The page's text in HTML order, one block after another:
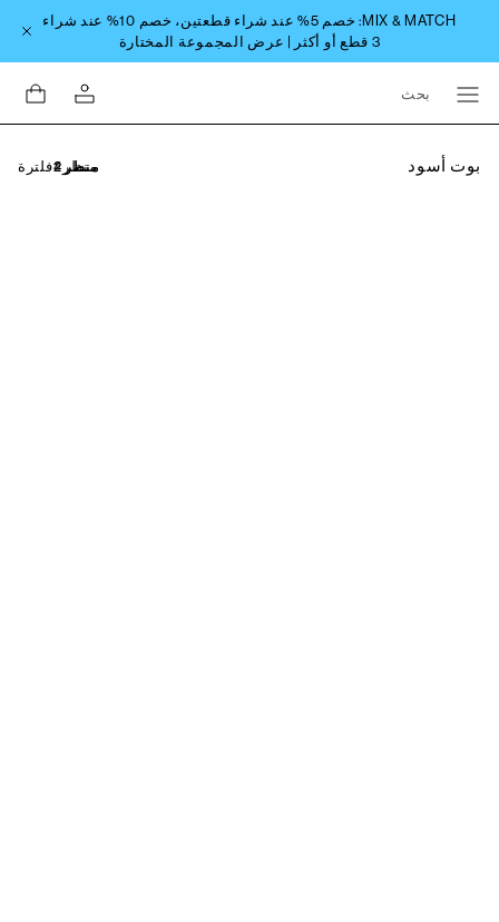
بحث
بوت أسود فلترة